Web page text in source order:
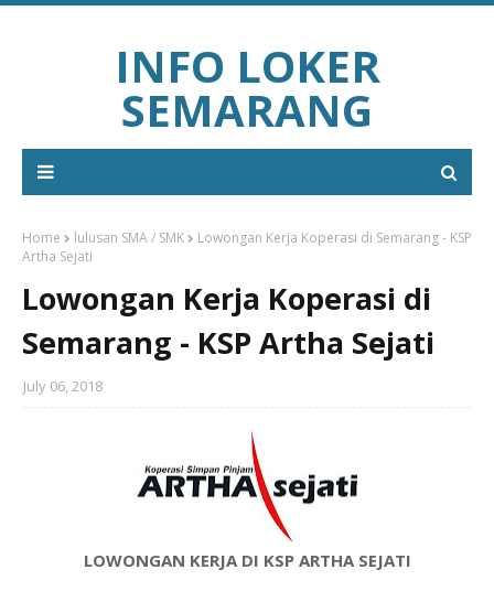
INFO LOKER
SEMARANG
Home lulusan SMA / SMK
Lowongan Kerja Koperasi di Semarang - KSP
Artha Sejati
Lowongan Kerja Koperasi di
Semarang - KSP Artha Sejati
July 06, 2018
LOWONGAN KERJA DI KSP ARTHA SEJATI